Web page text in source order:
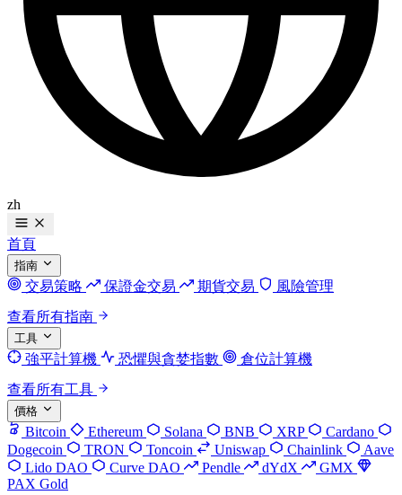
zh
首頁
指南
交易策略 保證金交易 期貨交易
風險管理
查看所有指南
工具
強平計算機 恐懼與貪婪指數
倉位計算機
查看所有工具
價格
Bitcoin Ethereum Solana BNB XRP
Cardano
Dogecoin
TRON Toncoin Uniswap Chainlink
Aave
Lido DAO
Curve DAO Pendle dYdX
GMX
PAX Gold